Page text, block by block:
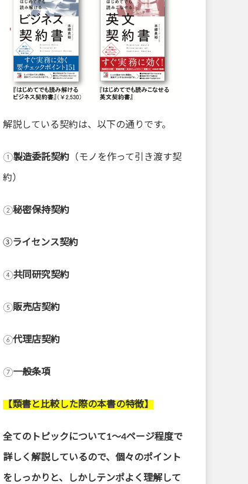
解説している契約は、以下の通りです。
①製造委託契約 （モノを作って引き渡す契
約）
②秘密保持契約
➂ライセンス契約
④共同研究契約
⑤販売店契約
⑥代理店契約
⑦一般条項
【類書と比較した際の本書の特徴】
全てのトピックについて1～4ページ程度で
詳しく解説しているので、個々のポイント
をしっかりと、しかしテンポよく理解して